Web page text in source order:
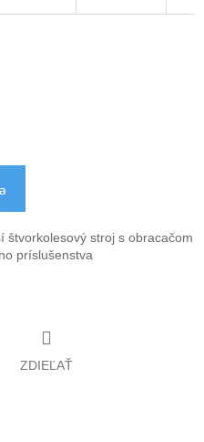
štvorkolesový stroj s obracačom
príslušenstva
ZDIEĽAŤ